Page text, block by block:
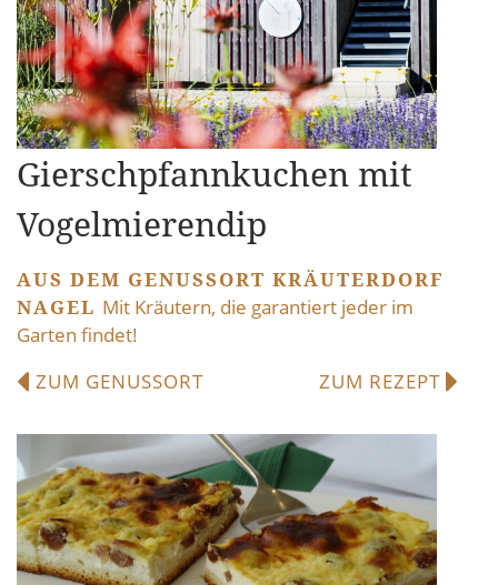
Gierschpfannkuchen mit
Vogelmierendip
AUS DEM GENUSSORT KRÄUTERDORF
NAGEL Mit Kräutern, die garantiert jeder im
Garten findet!
ZUM GENUSSORT
ZUM REZEPT